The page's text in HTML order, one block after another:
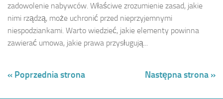
zadowolenie nabywców. Właściwe zrozumienie zasad, jakie
nimi rządzą, może uchronić przed nieprzyjemnymi
niespodziankami. Warto wiedzieć, jakie elementy powinna
zawierać umowa, jakie prawa przysługują...
« Poprzednia strona Następna strona »